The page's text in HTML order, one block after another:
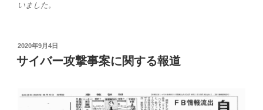
いました。
投
稿
日:
2020年9月4日
サイバー攻撃事案に関する報道